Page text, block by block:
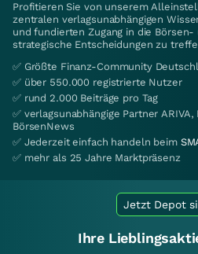
Profitieren Sie von unserem
zentralen verlagsunabhängigen
und fundierten Zugang in die
strategische Entscheidungen zu
✅ Größte Finanz-Community
✅ über 550.000 registrierte Nutzer
✅ rund 2.000 Beiträge pro Tag
✅ verlagsunabhängige Partner
BörsenNews
✅ Jederzeit einfach handeln beim
✅ mehr als 25 Jahre Marktpräsenz
Jetzt Depot
Ihre